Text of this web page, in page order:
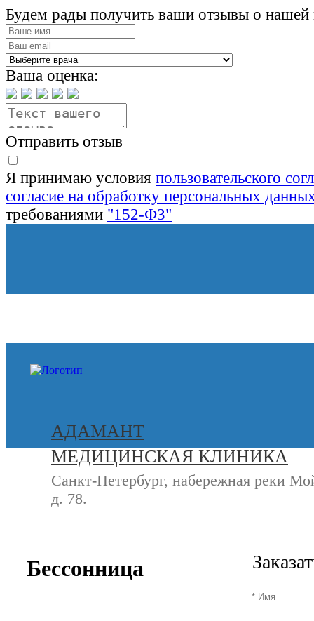
Будем рады получить ваши отзывы о нашей
Ваша оценка:
Отправить отзыв
Я принимаю условия пользовательского
согласие на обработку персональных
требованиями "152-ФЗ"
АДАМАНТ
МЕДИЦИНСКАЯ КЛИНИКА
Санкт-Петербург, набережная реки
д. 78.
Бессонница